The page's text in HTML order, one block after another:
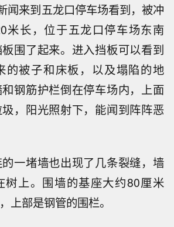
闻来到五龙口停车场看到，被冲
米长，位于五龙口停车场东南
围了起来。进入挡板可以看到
的被子和床板，以及塌陷的地
钢筋护栏倒在停车场内，上面
，阳光照射下，能闻到阵阵恶
一堵墙也出现了几条裂缝，墙
树上。围墙的基座大约80厘米
上部是钢管的围栏。